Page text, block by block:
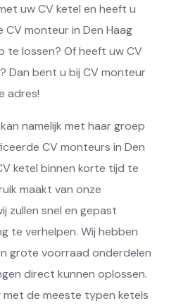
uw CV ketel en heeft u
monteur in Den Haag
te lossen? Of heeft uw CV
Dan bent u bij CV monteur
adres!
kan namelijk met haar groep
CV monteurs in Den
ketel binnen korte tijd te
maakt van onze
zullen snel en gepast
te verhelpen. Wij hebben
grote voorraad onderdelen
direct kunnen oplossen.
met de meeste typen ketels